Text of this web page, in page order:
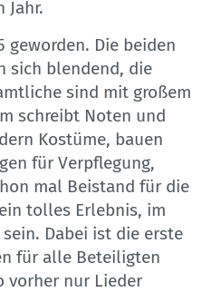
Jahr.
geworden. Die beiden
sich blendend, die
sind mit großem
schreibt Noten und
Kostüme, bauen
für Verpflegung,
mal Beistand für die
tolles Erlebnis, im
Dabei ist die erste
für alle Beteiligten
vorher nur Lieder